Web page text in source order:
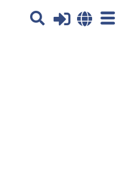
tájékoztatás itt: